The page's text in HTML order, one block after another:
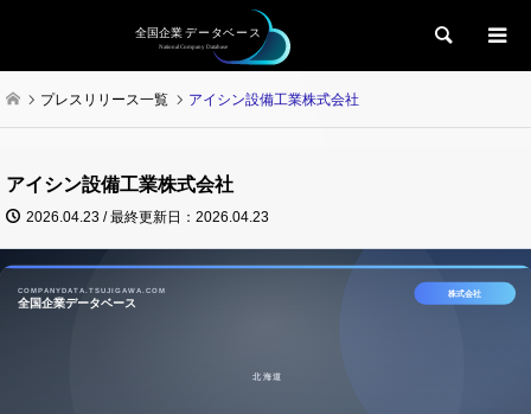
検索
プレスリリース一覧 アイシン設備工業株式会社
アイシン設備工業株式会社
2026.04.23 / 最終更新日：2026.04.23